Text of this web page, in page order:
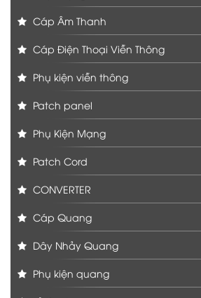
Cáp Âm Thanh
Cáp Điện Thoại Viễn Thông
Phụ kiện viễn thông
Patch panel
Phụ Kiện Mạng
Patch Cord
CONVERTER
Cáp Quang
Dây Nhảy Quang
Phụ kiện quang